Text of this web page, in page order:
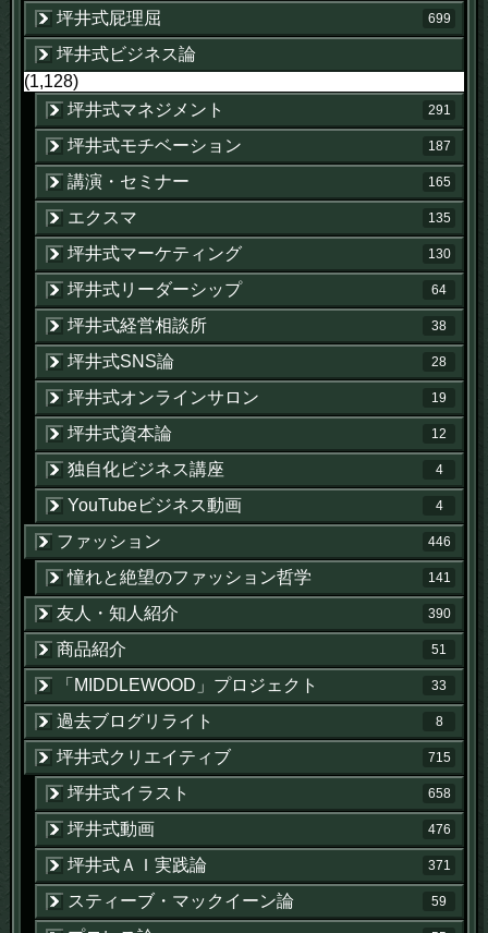
坪井式屁理屈
699
坪井式ビジネス論
(1,128)
坪井式マネジメント
291
坪井式モチベーション 187
講演・セミナー 165
エクスマ 135
坪井式マーケティング 130
坪井式リーダーシップ 64
坪井式経営相談所 38
坪井式SNS論 28
坪井式オンラインサロン 19
坪井式資本論 12
独自化ビジネス講座 4
YouTubeビジネス動画 4
ファッション 446
憧れと絶望のファッション哲学 141
友人・知人紹介 390
商品紹介 51
「MIDDLEWOOD」プロジェクト 33
過去ブログリライト 8
坪井式クリエイティブ 715
坪井式イラスト 658
坪井式動画 476
坪井式ＡＩ実践論 371
スティーブ・マックイーン論 59